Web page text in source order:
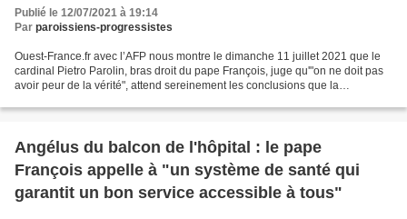
Publié le 12/07/2021 à 19:14
Par paroissiens-progressistes
Ouest-France.fr avec l’AFP nous montre le dimanche 11 juillet 2021 que le
cardinal Pietro Parolin, bras droit du pape François, juge qu'"on ne doit pas
avoir peur de la vérité", attend sereinement les conclusions que la
Angélus du balcon de l'hôpital : le pape
François appelle à "un système de santé qui
garantit un bon service accessible à tous"